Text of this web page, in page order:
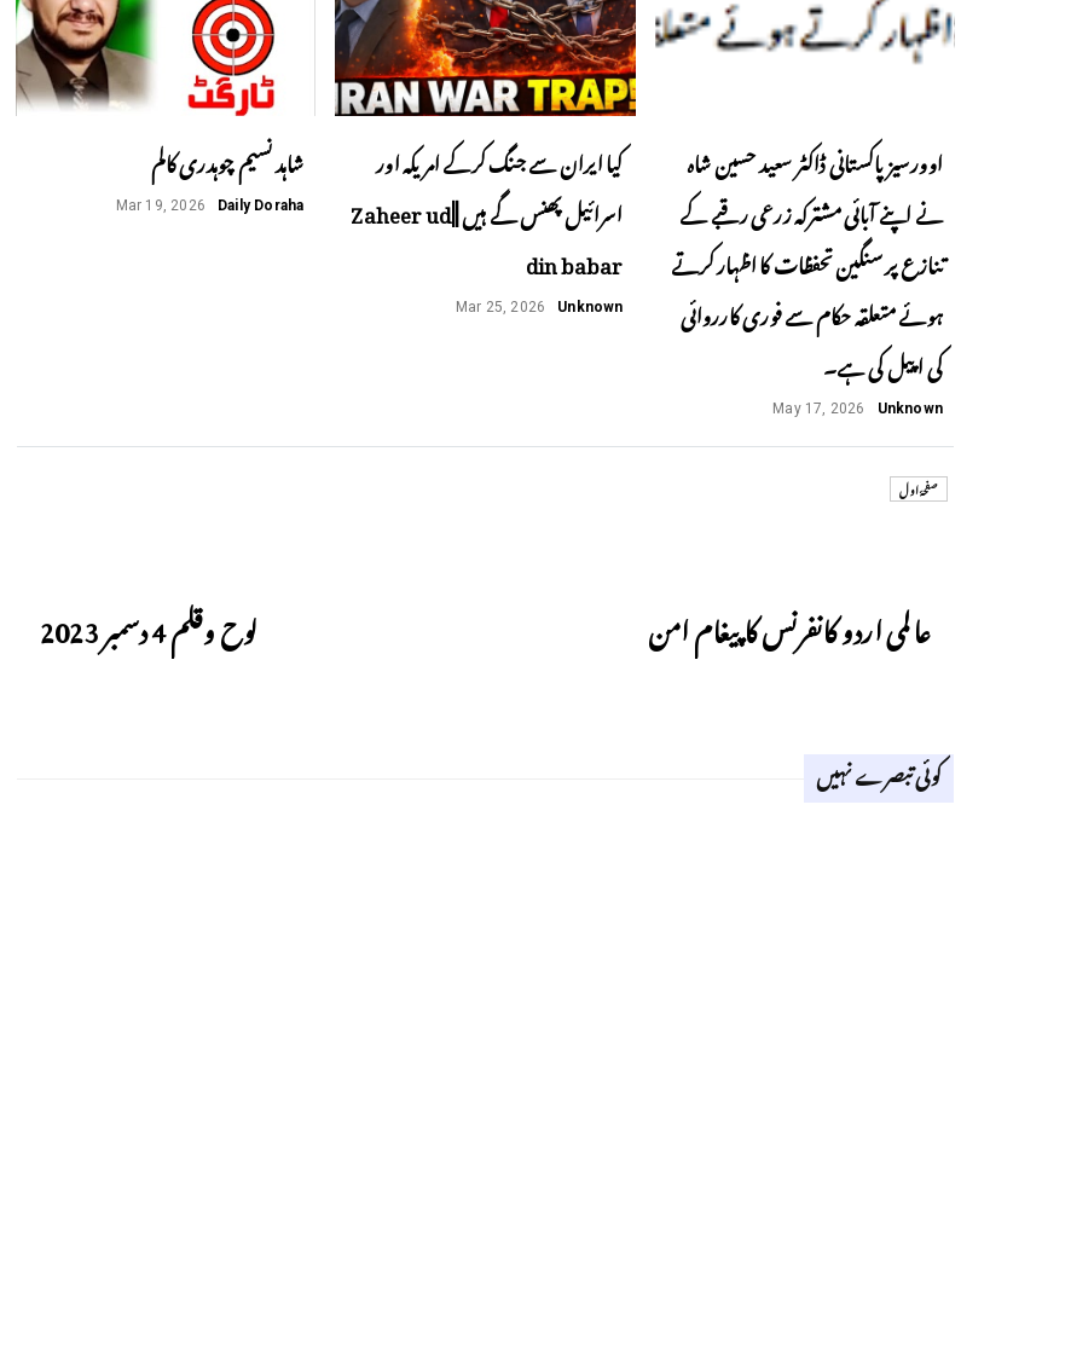
اوورسیز پاکستانی ڈاکٹر سعید حسین شاہ
نے اپنے آبائی مشترکہ زرعی رقبے کے
تنازع پر سنگین تحفظات کا اظہار کرتے
ہوئے متعلقہ حکام سے فوری کارروائی
کی اپیل کی ہے۔
Unknown
May 17, 2026
کیا ایران سے جنگ کرکے امریکہ اور
اسرائیل پھنس گے ہیں ||Zaheer ud
din babar
Unknown
Mar 25, 2026
شاہد نسیم چوہدری کالم
Daily Doraha
Mar 19, 2026
صفحۂ اول
عالمی اردو کانفرنس کا پیغام امن لوح وقلم 4 دسمبر 2023
کوئی تبصرے نہیں